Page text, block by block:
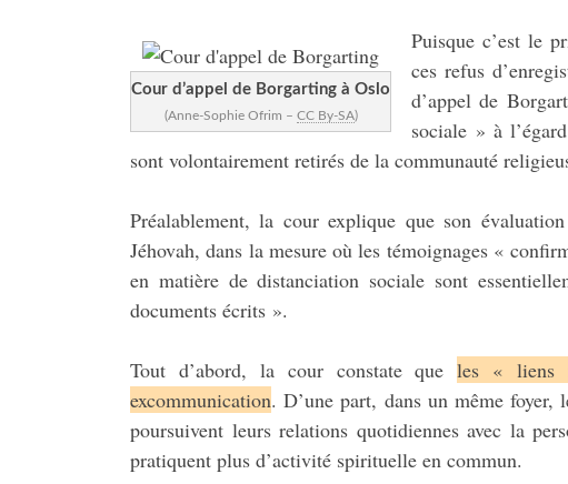
Cour d’appel de Borgarting à Oslo
(Anne-Sophie Ofrim – CC By-SA)
Puisque c’est le
ces refus
d’appel de
sociale » à
sont volontairement retirés de la communauté
Préalablement, la cour explique que son
Jéhovah, dans la mesure où les témoignages «
en matière de distanciation sociale sont
documents écrits ».
Tout d’abord, la cour constate queles « liens
excommunication. D’une part, dans un même
poursuivent leurs relations quotidiennes avec la
pratiquent plus d’activité spirituelle en commun.